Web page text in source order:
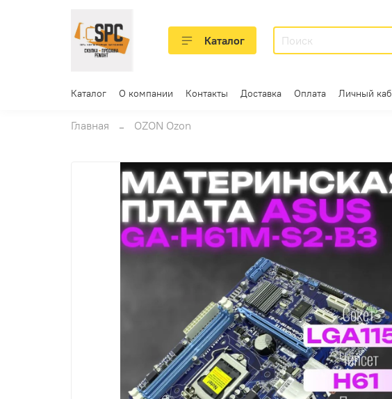
Каталог
Каталог О компании Контакты Доставка Оплата Личный
Главная OZON Ozon